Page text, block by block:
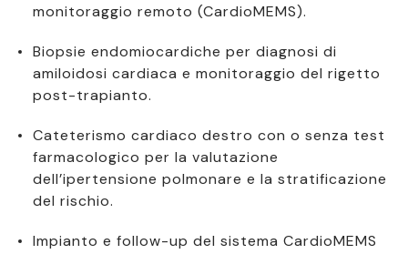
monitoraggio remoto (CardioMEMS).
Biopsie endomiocardiche per diagnosi di
amiloidosi cardiaca e monitoraggio del rigetto
post-trapianto.
Cateterismo cardiaco destro con o senza test
farmacologico per la valutazione
dell’ipertensione polmonare e la stratificazione
del rischio.
Impianto e follow-up del sistema CardioMEMS